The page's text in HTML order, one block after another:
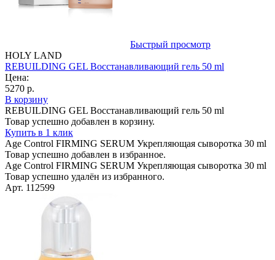
Быстрый просмотр
HOLY LAND
REBUILDING GEL Bосстанавливающий гель 50 ml
Цена:
5270 р.
В корзину
REBUILDING GEL Bосстанавливающий гель 50 ml
Товар успешно добавлен в корзину.
Купить в 1 клик
Age Control FIRMING SERUM Укрепляющая сыворотка 30 ml
Товар успешно добавлен в избранное.
Age Control FIRMING SERUM Укрепляющая сыворотка 30 ml
Товар успешно удалён из избранного.
Арт. 112599